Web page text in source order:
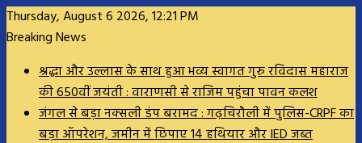
Thursday, August 6 2026, 12:21 PM
Breaking News
श्रद्धा और उल्लास के साथ हुआ भव्य स्वागत गुरु रविदास महाराज
की 650वीं जयंती : वाराणसी से राजिम पहुंचा पावन कलश
जंगल से बड़ा नक्सली डंप बरामद : गढ़चिरौली में पुलिस-CRPF का
बड़ा ऑपरेशन, जमीन में छिपाए 14 हथियार और IED जब्त